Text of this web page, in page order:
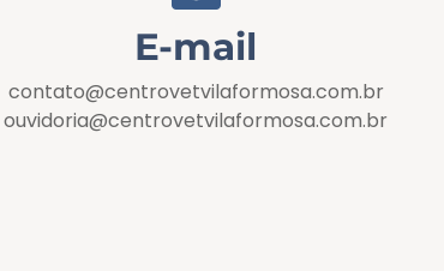
E-mail
contato@centrovetvilaformosa.com.br
ouvidoria@centrovetvilaformosa.com.br